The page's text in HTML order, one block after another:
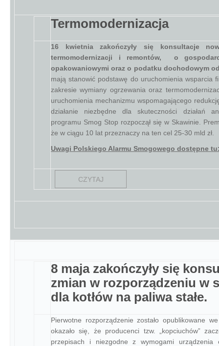
Termomodernizacja
16 kwietnia zakończyły się konsultacje
termomodernizacji i remontów, o
opakowaniowymi oraz o podatku dochodowym
mają stanowić podstawę do uruchomienia wsparcia
zakresie wymiany ogrzewania oraz
uruchomienia mechanizmu wspomagającego
działanie niezbędne dla skuteczności działań
programu Smog Stop rozpoczął się w Skawinie.
że w ciągu 10 lat przeznaczy na ten cel 25-30 mld zł.
Uwagi Polskiego Alarmu Smogowego dostępne
CZYTAJ
8 maja zakończyły się
zmian w rozporządzeniu w
dla kotłów na paliwa stałe.
Pierwotne rozporządzenie zostało opublikowane
okazało się, że producenci tzw. „kopciuchów”
przepisach i niezgodne z wymogami urządzenia